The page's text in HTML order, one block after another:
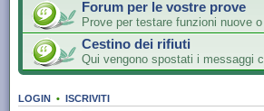
Forum per le vostre prove
Prove per testare funzioni nuove
Cestino dei rifiuti
Qui vengono spostati i messaggi
LOGIN • ISCRIVITI